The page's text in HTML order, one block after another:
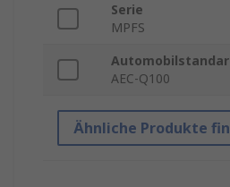
Serie
MPFS
AEC-Q100
Ähnliche Produkte